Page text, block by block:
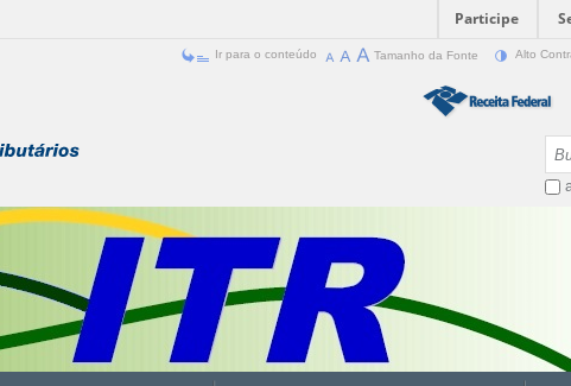
Participe
Ir para o conteúdo Tamanho da Fonte Alto